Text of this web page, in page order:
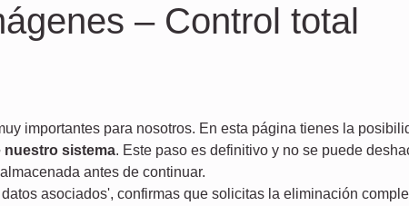
– Control total
importantes para nosotros. En esta página tienes la
nuestro sistema. Este paso es definitivo y no se puede
antes de continuar.
asociados', confirmas que solicitas la eliminación